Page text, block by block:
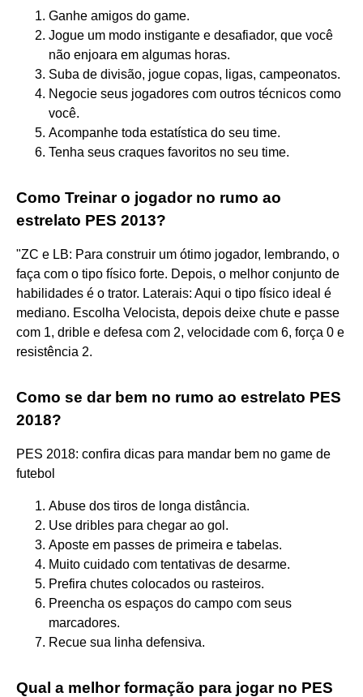
Ganhe amigos do game.
Jogue um modo instigante e desafiador, que você
não enjoara em algumas horas.
Suba de divisão, jogue copas, ligas, campeonatos.
Negocie seus jogadores com outros técnicos como
você.
Acompanhe toda estatística do seu time.
Tenha seus craques favoritos no seu time.
Como Treinar o jogador no rumo ao
estrelato PES 2013?
"ZC e LB: Para construir um ótimo jogador, lembrando, o
faça com o tipo físico forte. Depois, o melhor conjunto de
habilidades é o trator. Laterais: Aqui o tipo físico ideal é
mediano. Escolha Velocista, depois deixe chute e passe
com 1, drible e defesa com 2, velocidade com 6, força 0 e
resistência 2.
Como se dar bem no rumo ao estrelato PES
2018?
PES 2018: confira dicas para mandar bem no game de
futebol
Abuse dos tiros de longa distância.
Use dribles para chegar ao gol.
Aposte em passes de primeira e tabelas.
Muito cuidado com tentativas de desarme.
Prefira chutes colocados ou rasteiros.
Preencha os espaços do campo com seus
marcadores.
Recue sua linha defensiva.
Qual a melhor formação para jogar no PES